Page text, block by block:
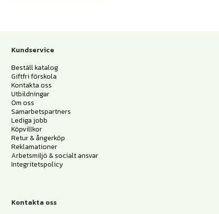
Kundservice
Beställ katalog
Giftfri förskola
Kontakta oss
Utbildningar
Om oss
Samarbetspartners
Lediga jobb
Köpvillkor
Retur & ångerköp
Reklamationer
Arbetsmiljö & socialt ansvar
Integritetspolicy
Kontakta oss